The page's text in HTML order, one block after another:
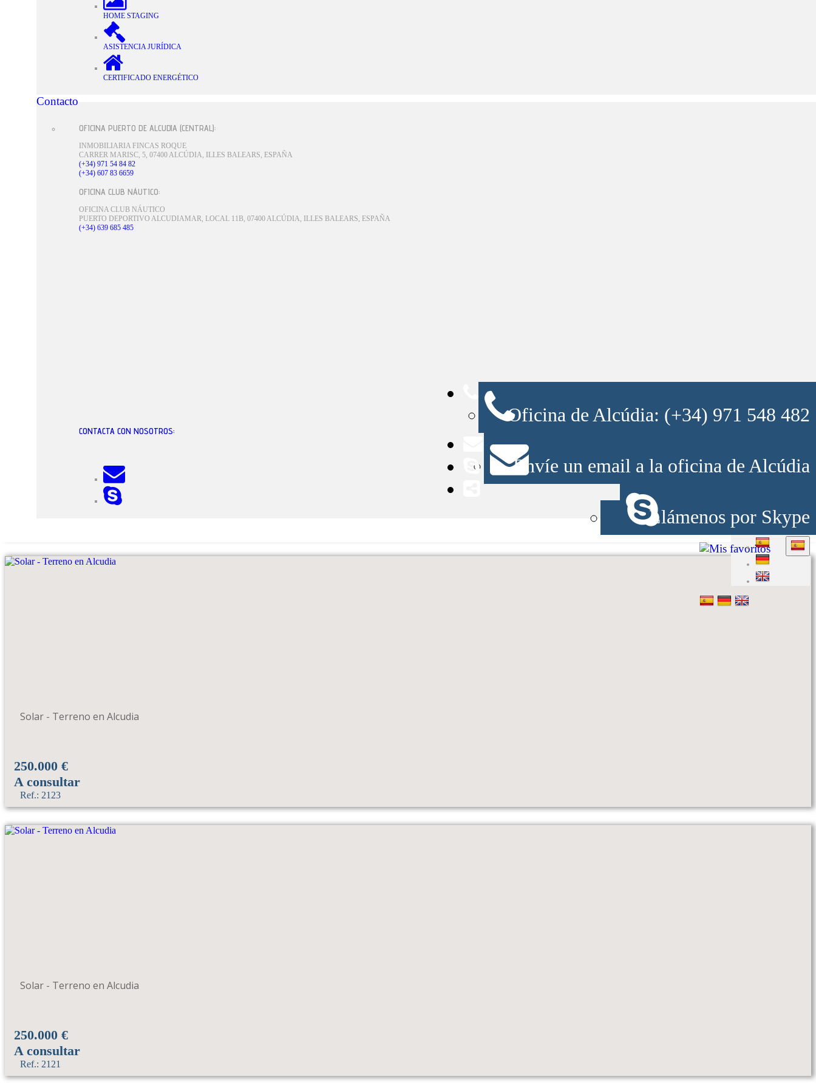
HOME STAGING
ASISTENCIA JURÍDICA
CERTIFICADO ENERGÉTICO
Contacto
OFICINA PUERTO DE ALCUDIA (CENTRAL):
INMOBILIARIA FINCAS ROQUE
CARRER MARISC, 5, 07400 ALCÚDIA, ILLES BALEARS, ESPAÑA
(+34) 971 54 84 82
(+34) 607 83 6659
OFICINA CLUB NÁUTICO:
OFICINA CLUB NÁUTICO
PUERTO DEPORTIVO ALCUDIAMAR, LOCAL 11B, 07400 ALCÚDIA, ILLES BALEARS, ESPAÑA
(+34) 639 685 485
CONTACTA CON NOSOTROS:
Oficina de Alcúdia: (+34) 971 548 482
Envíe un email a la oficina de Alcúdia
Llámenos por Skype
Contacte ahora
Solar - Terreno en Alcudia
250.000 €
A consultar
Ref.: 2123
Solar - Terreno en Alcudia
250.000 €
A consultar
Ref.: 2121